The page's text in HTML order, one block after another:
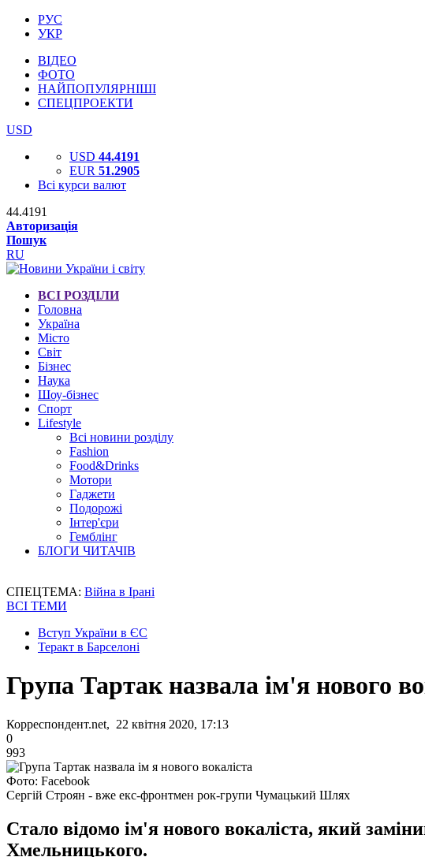
РУС
УКР
ВІДЕО
ФОТО
НАЙПОПУЛЯРНІШІ
СПЕЦПРОЕКТИ
USD
USD 44.4191
EUR 51.2905
Всі курси валют
44.4191
Авторизація
Пошук
RU
ВСІ РОЗДІЛИ
Головна
Україна
Місто
Світ
Бізнес
Наука
Шоу-бізнес
Спорт
Lifestyle
Всі новини розділу
Fashion
Food&Drinks
Мотори
Гаджети
Подорожі
Інтер'єри
Гемблінг
БЛОГИ ЧИТАЧІВ
СПЕЦТЕМА: Війна в Ірані
ВСІ ТЕМИ
Вступ України в ЄС
Теракт в Барселоні
Група Тартак назвала ім'я нового
Корреспондент.net, 22 квітня 2020, 17:13
0
993
Фото: Facebook
Сергій Строян - вже екс-фронтмен рок-групи Чумацький Шлях
Стало відомо ім'я нового вокаліста, який
Хмельницького.